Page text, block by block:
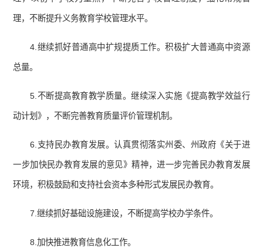
理，不断提升义务教育学校管理水平。
4.继续抓好普通高中扩规提质工作。积极扩大普通高中资源
总量。
5.不断提高教育教学质量。继续深入实施《提高教学效益行
动计划》，不断完善教育质量评价管理机制。
6.支持民办教育发展。认真贯彻落实州委、州政府《关于进
一步加快民办教育发展的意见》精神，进一步完善民办教育发展
环境，积极鼓励和支持社会资本多种形式发展民办教育。
7.继续抓好基础设施建设，不断提高学校办学条件。
8.加快推进教育信息化工作。